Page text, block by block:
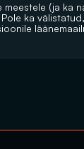
(ja ka
ka